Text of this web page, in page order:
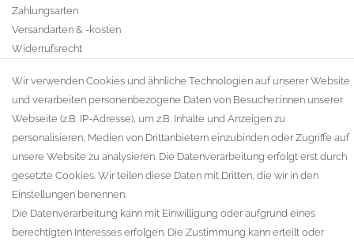
Zahlungsarten
Versandarten & -kosten
Widerrufsrecht
Zur Kasse
Gewerbekunden
KAUFVERTRAG WIDERRUFEN
UNTERNEHMEN
Datenschutzerklärung
Wir verwenden Cookies und ähnliche Technologien auf unserer Website
und verarbeiten personenbezogene Daten von Besucher:innen unserer
Webseite (z.B. IP-Adresse), um z.B. Inhalte und Anzeigen zu
personalisieren, Medien von Drittanbietern einzubinden oder Zugriffe auf
unsere Website zu analysieren. Die Datenverarbeitung erfolgt erst durch
gesetzte Cookies. Wir teilen diese Daten mit Dritten, die wir in den
Einstellungen benennen.
Die Datenverarbeitung kann mit Einwilligung oder aufgrund eines
berechtigten Interesses erfolgen. Die Zustimmung kann erteilt oder